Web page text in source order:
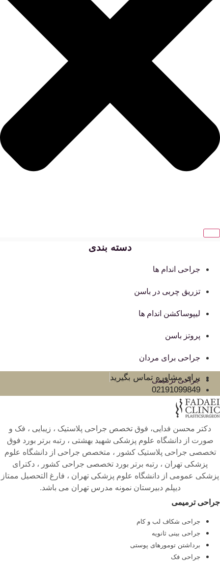
دسته بندی
جراحی اندام ها
تزریق چربی در باسن
لیپوساکشن اندام ها
پروتز باسن
جراحی برای مردان
جراحی ترمیمی
برای مشاوره تماس بگیرید
02191099849
دکتر محسن فدایی، فوق تخصص جراحی پلاستیک ، زیبایی ، فک و
صورت از دانشگاه علوم پزشکی شهید بهشتی ، رتبه برتر بورد فوق
تخصصی جراحی پلاستیک کشور ، متخصص جراحی از دانشگاه علوم
پزشکی تهران ، رتبه برتر بورد تخصصی جراحی کشور ، دکترای
پزشکی عمومی از دانشگاه علوم پزشکی تهران ، فارغ التحصیل ممتاز
دیپلم دبیرستان نمونه مدرس تهران می باشد.
جراحی ترمیمی
جراحی شکاف لب و کام
جراحی بینی ثانویه
برداشتن تومورهای پوستی
جراحی فک